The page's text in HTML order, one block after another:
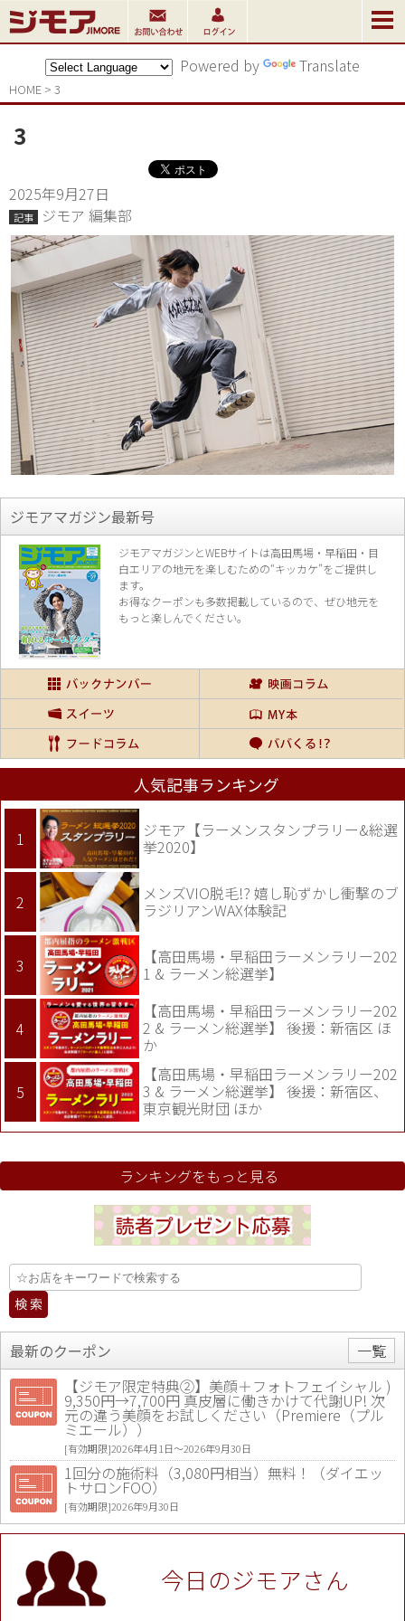
Powered by Translate
HOME > 3
3
2025年9月27日
記事 ジモア 編集部
ジモアマガジン最新号
ジモアマガジンとWEBサイトは高田馬場・早稲田・目
白エリアの地元を楽しむための“キッカケ”をご提供し
ます。
お得なクーポンも多数掲載しているので、 ぜひ地元を
もっと楽しんでください。
人気記事ランキング
ジモア【ラーメンスタンプラリー&総選
挙2020】
メンズVIO脱毛!? 嬉し恥ずかし衝撃のブ
ラジリアンWAX体験記
【高田馬場・早稲田ラーメンラリー202
1 & ラーメン総選挙】
【高田馬場・早稲田ラーメンラリー202
2 & ラーメン総選挙】 後援：新宿区 ほ
か
【高田馬場・早稲田ラーメンラリー202
3 & ラーメン総選挙】 後援：新宿区、
東京観光財団 ほか
ランキングをもっと見る
最新のクーポン
一覧
【ジモア限定特典②】美顔＋フォトフェイシャル )
9,350円→7,700円 真皮層に働きかけて代謝UP! 次
元の違う美顔をお試しください（Premiere（プル
ミエール））
[有効期限]2026年4月1日〜2026年9月30日
1回分の施術料（3,080円相当）無料！（ダイエッ
トサロンFOO）
[有効期限]2026年9月30日
値段提示後「ジモア見た」で更に買い取り金額 U
P！※チケットと新品商品は除く（大黒屋 高田馬場
駅前店）
[有効期限]2026年9月30日
★ジモア限定特典★ お会計より全品5％OFF（ナチ
今日のジモアさん